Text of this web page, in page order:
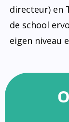
directeur) en
de school
eigen niveau